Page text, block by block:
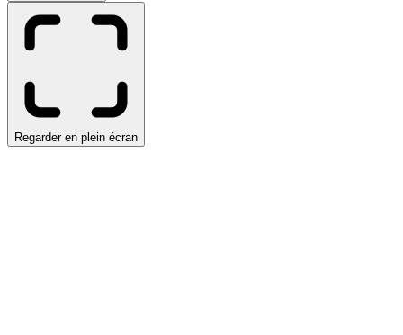
Regarder en plein écran